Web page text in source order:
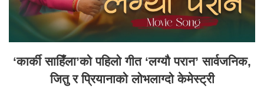
‘कार्की साहिँला’को पहिलो गीत ‘लग्यौ परान’ सार्वजनिक,
जितु र प्रियानाको लोभलाग्दो केमेस्ट्री